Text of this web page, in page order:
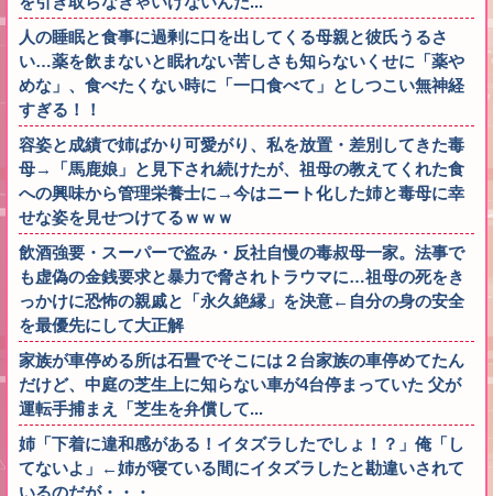
人の睡眠と食事に過剰に口を出してくる母親と彼氏うるさ
い…薬を飲まないと眠れない苦しさも知らないくせに「薬や
めな」、食べたくない時に「一口食べて」としつこい無神経
すぎる！！
容姿と成績で姉ばかり可愛がり、私を放置・差別してきた毒
母→「馬鹿娘」と見下され続けたが、祖母の教えてくれた食
への興味から管理栄養士に→今はニート化した姉と毒母に幸
せな姿を見せつけてるｗｗｗ
飲酒強要・スーパーで盗み・反社自慢の毒叔母一家。法事で
も虚偽の金銭要求と暴力で脅されトラウマに…祖母の死をき
っかけに恐怖の親戚と「永久絶縁」を決意←自分の身の安全
を最優先にして大正解
家族が車停める所は石畳でそこには２台家族の車停めてたん
だけど、中庭の芝生上に知らない車が4台停まっていた 父が
運転手捕まえ「芝生を弁償して...
姉「下着に違和感がある！イタズラしたでしょ！？」俺「し
てないよ」←姉が寝ている間にイタズラしたと勘違いされて